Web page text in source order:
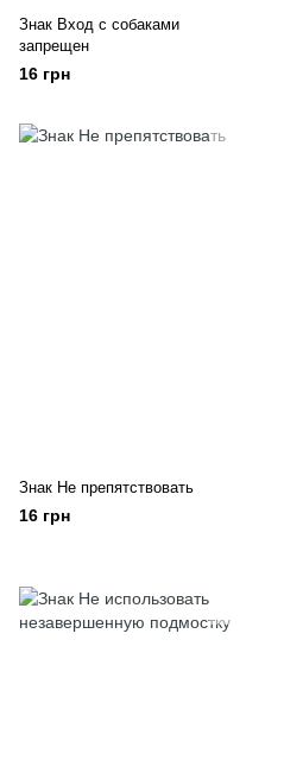
Знак Вход с собаками
запрещен
16 грн
Знак Не препятствовать
16 грн